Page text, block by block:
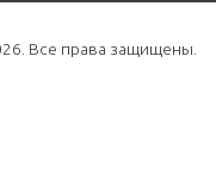
Все права защищены.